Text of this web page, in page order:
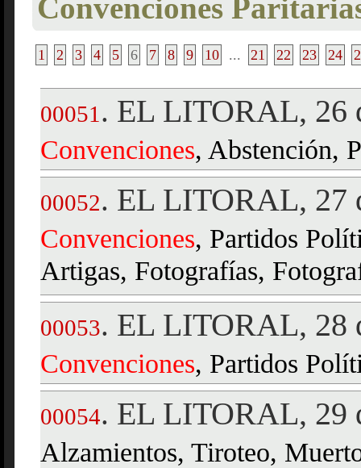
Convenciones
1 2 3 4 5 6 7 8 9 10 ... 21 22 23 24
00051 . EL LITORAL, 26
Convenciones, Abstención,
00052. EL LITORAL, 27
Convenciones, Partidos
Artigas, Fotografías,
00053. EL LITORAL, 28
Convenciones, Partidos
00054. EL LITORAL, 29
Alzamientos, Tiroteo,